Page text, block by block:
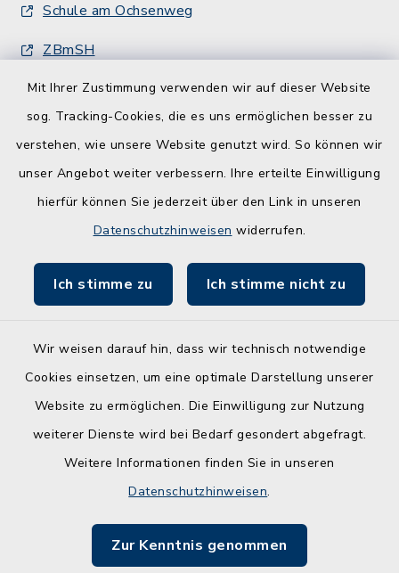
Mit Ihrer Zustimmung verwenden wir auf dieser Website
sog. Tracking-Cookies, die es uns ermöglichen besser zu
verstehen, wie unsere Website genutzt wird. So können wir
unser Angebot weiter verbessern. Ihre erteilte Einwilligung
hierfür können Sie jederzeit über den Link in unseren
Datenschutzhinweisen widerrufen.
Ich stimme zu Ich stimme nicht zu
Wir weisen darauf hin, dass wir technisch notwendige
Cookies einsetzen, um eine optimale Darstellung unserer
Website zu ermöglichen. Die Einwilligung zur Nutzung
weiterer Dienste wird bei Bedarf gesondert abgefragt.
Weitere Informationen finden Sie in unseren
Datenschutzhinweisen.
Zur Kenntnis genommen
Schule am Ochsenweg
ZBmSH
Entwicklungsagentur für den Lebens- und
Wirtschaftsraum Rendsburg
Kontakt
Barrierefreiheit
Datenschutz
Impressum
Sitemap
Cookie-Einstellungen